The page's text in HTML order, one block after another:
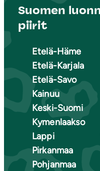
Suomen
piirit
Etelä-Häme
Etelä-Karjala
Etelä-Savo
Kainuu
Keski-Suomi
Kymenlaakso
Lappi
Pirkanmaa
Pohjanmaa